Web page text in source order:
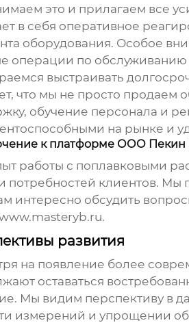
это и прилагаем все
в себя оперативное
оборудования. Особое
операции по
выстраивать
что мы не просто продаем
обучение персонала и
на рынке и
к платформе ООО Пекин
работы с поплавковыми
потребностей клиентов. Мы
интересно обсудить
.
развития
на появление более
оставаться
Мы видим перспективу в
измерений и упрощении